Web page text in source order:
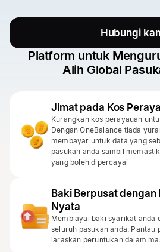
Hubungi
Platform untuk
Alih Global
Jimat pada Kos
Kurangkan kos perayauan
Dengan OneBalance tiada
membayar untuk data yang
pasukan anda sambil
yang boleh dipercayai
Baki Berpusat dengan
Nyata
Membiayai baki syarikat anda
seluruh pasukan anda. Pantau
laraskan peruntukan dalam